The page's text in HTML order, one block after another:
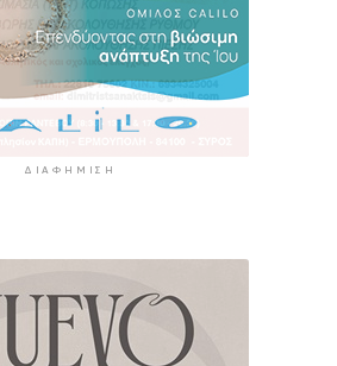
ΔΙΑΦΉΜΙΣΗ